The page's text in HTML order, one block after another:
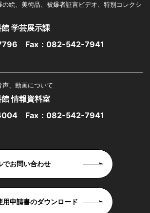
絵、美術品、被爆者証言ビデオ、特別コレクシ
学芸展示課
Fax：082-542-7941
声、動画について
情報資料室
Fax：082-542-7941
でお問い合わせ
用申請書のダウンロード